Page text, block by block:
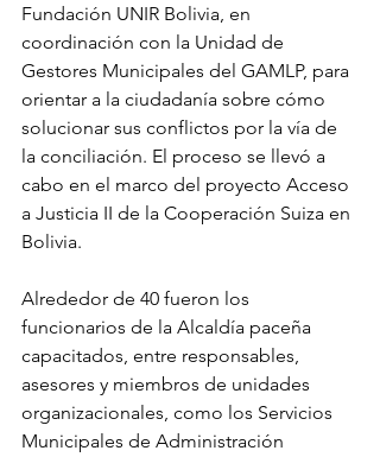
Fundación UNIR Bolivia, en
coordinación con la Unidad de
Gestores Municipales del GAMLP, para
orientar a la ciudadanía sobre cómo
solucionar sus conflictos por la vía de
la conciliación. El proceso se llevó a
cabo en el marco del proyecto Acceso
a Justicia II de la Cooperación Suiza en
Bolivia.
Alrededor de 40 fueron los
funcionarios de la Alcaldía paceña
capacitados, entre responsables,
asesores y miembros de unidades
organizacionales, como los Servicios
Municipales de Administración